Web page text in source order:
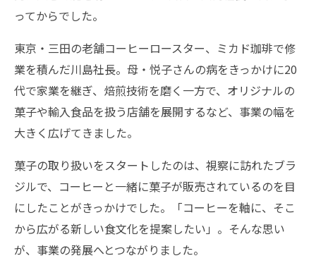
ってからでした。
東京・三田の老舗コーヒーロースター、ミカド珈琲で修
業を積んだ川島社長。母・悦子さんの病をきっかけに20
代で家業を継ぎ、焙煎技術を磨く一方で、オリジナルの
菓子や輸入食品を扱う店舗を展開するなど、事業の幅を
大きく広げてきました。
菓子の取り扱いをスタートしたのは、視察に訪れたブラ
ジルで、コーヒーと一緒に菓子が販売されているのを目
にしたことがきっかけでした。「コーヒーを軸に、そこ
から広がる新しい食文化を提案したい」。そんな思い
が、事業の発展へとつながりました。